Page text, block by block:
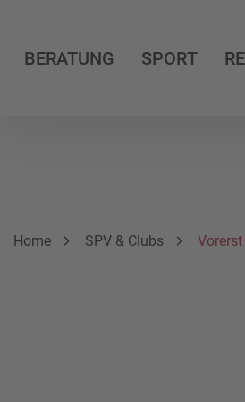
BERATUNG SPORT
Sie befinden sich hier:
Home SPV & Clubs